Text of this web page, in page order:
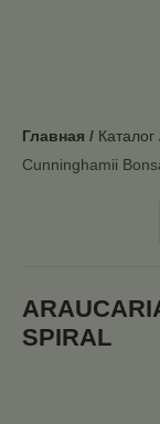
Главная Каталог
Cunninghamii
SPIRAL